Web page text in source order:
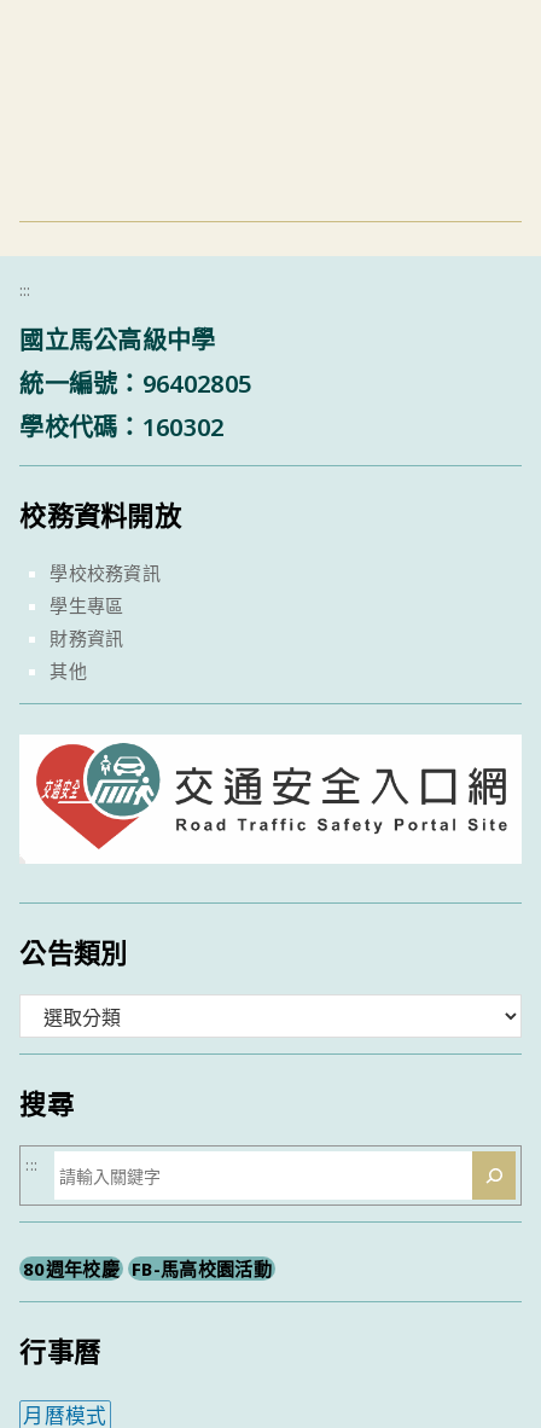
:::
國立馬公高級中學
統一編號：96402805
學校代碼：160302
校務資料開放
學校校務資訊
學生專區
財務資訊
其他
公告類別
類
搜尋
搜
尋
:::
80週年校慶 FB-馬高校園活動
行事曆
月曆模式